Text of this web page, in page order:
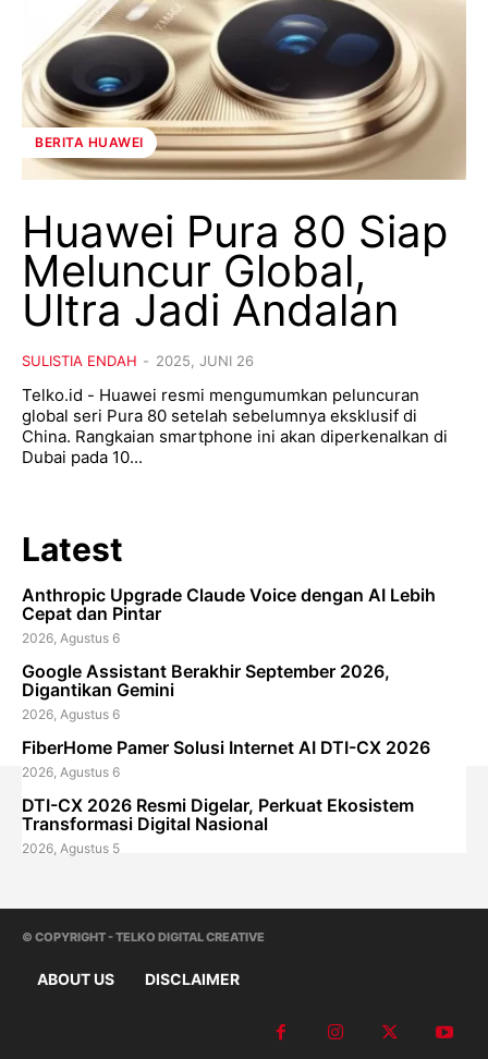
BERITA HUAWEI
Huawei Pura 80 Siap
Meluncur Global,
Ultra Jadi Andalan
SULISTIA ENDAH - 2025, JUNI 26
Telko.id - Huawei resmi mengumumkan peluncuran
global seri Pura 80 setelah sebelumnya eksklusif di
China. Rangkaian smartphone ini akan diperkenalkan di
Dubai pada 10...
Latest
Anthropic Upgrade Claude Voice dengan AI Lebih
Cepat dan Pintar
2026, Agustus 6
Google Assistant Berakhir September 2026,
Digantikan Gemini
2026, Agustus 6
FiberHome Pamer Solusi Internet AI DTI-CX 2026
2026, Agustus 6
DTI-CX 2026 Resmi Digelar, Perkuat Ekosistem
Transformasi Digital Nasional
2026, Agustus 5
© COPYRIGHT - TELKO DIGITAL CREATIVE
ABOUT US DISCLAIMER